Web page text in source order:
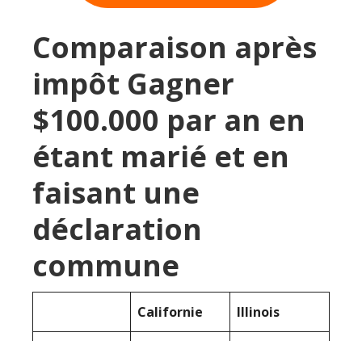
Comparaison après
impôt Gagner
$100.000 par an en
étant marié et en
faisant une
déclaration
commune
Californie Illinois